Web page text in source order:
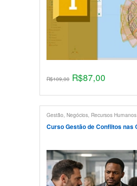
R$109,00 R$87,00
Gestão Negócios, Recursos Humanos
Curso Gestão de Conflitos nas